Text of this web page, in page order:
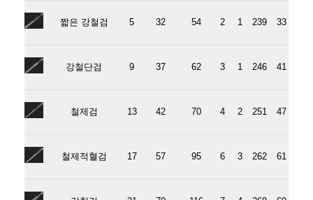
짧은 강철검 5 32 54 2 1 239 33
강철단검 9 37 62 3 1 246 41
철제검 13 42 70 4 2 251 47
철제적혈검 17 57 95 6 3 262 61